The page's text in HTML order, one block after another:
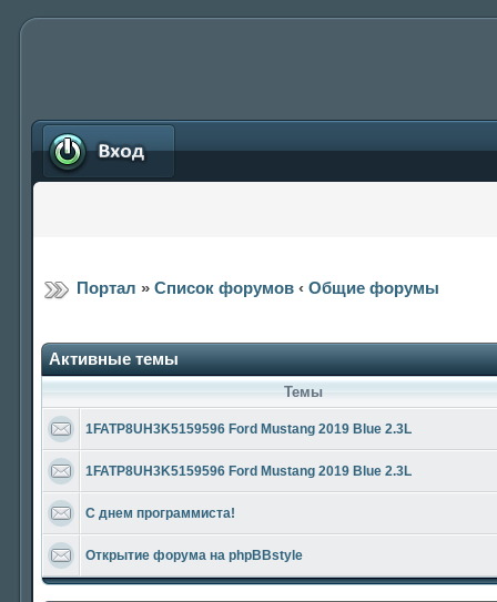
Вход
Портал » Список форумов ‹ Общие форумы
Активные темы
Темы
1FATP8UH3K5159596 Ford Mustang 2019 Blue 2.3L
1FATP8UH3K5159596 Ford Mustang 2019 Blue 2.3L
С днем программиста!
Открытие форума на phpBBstyle